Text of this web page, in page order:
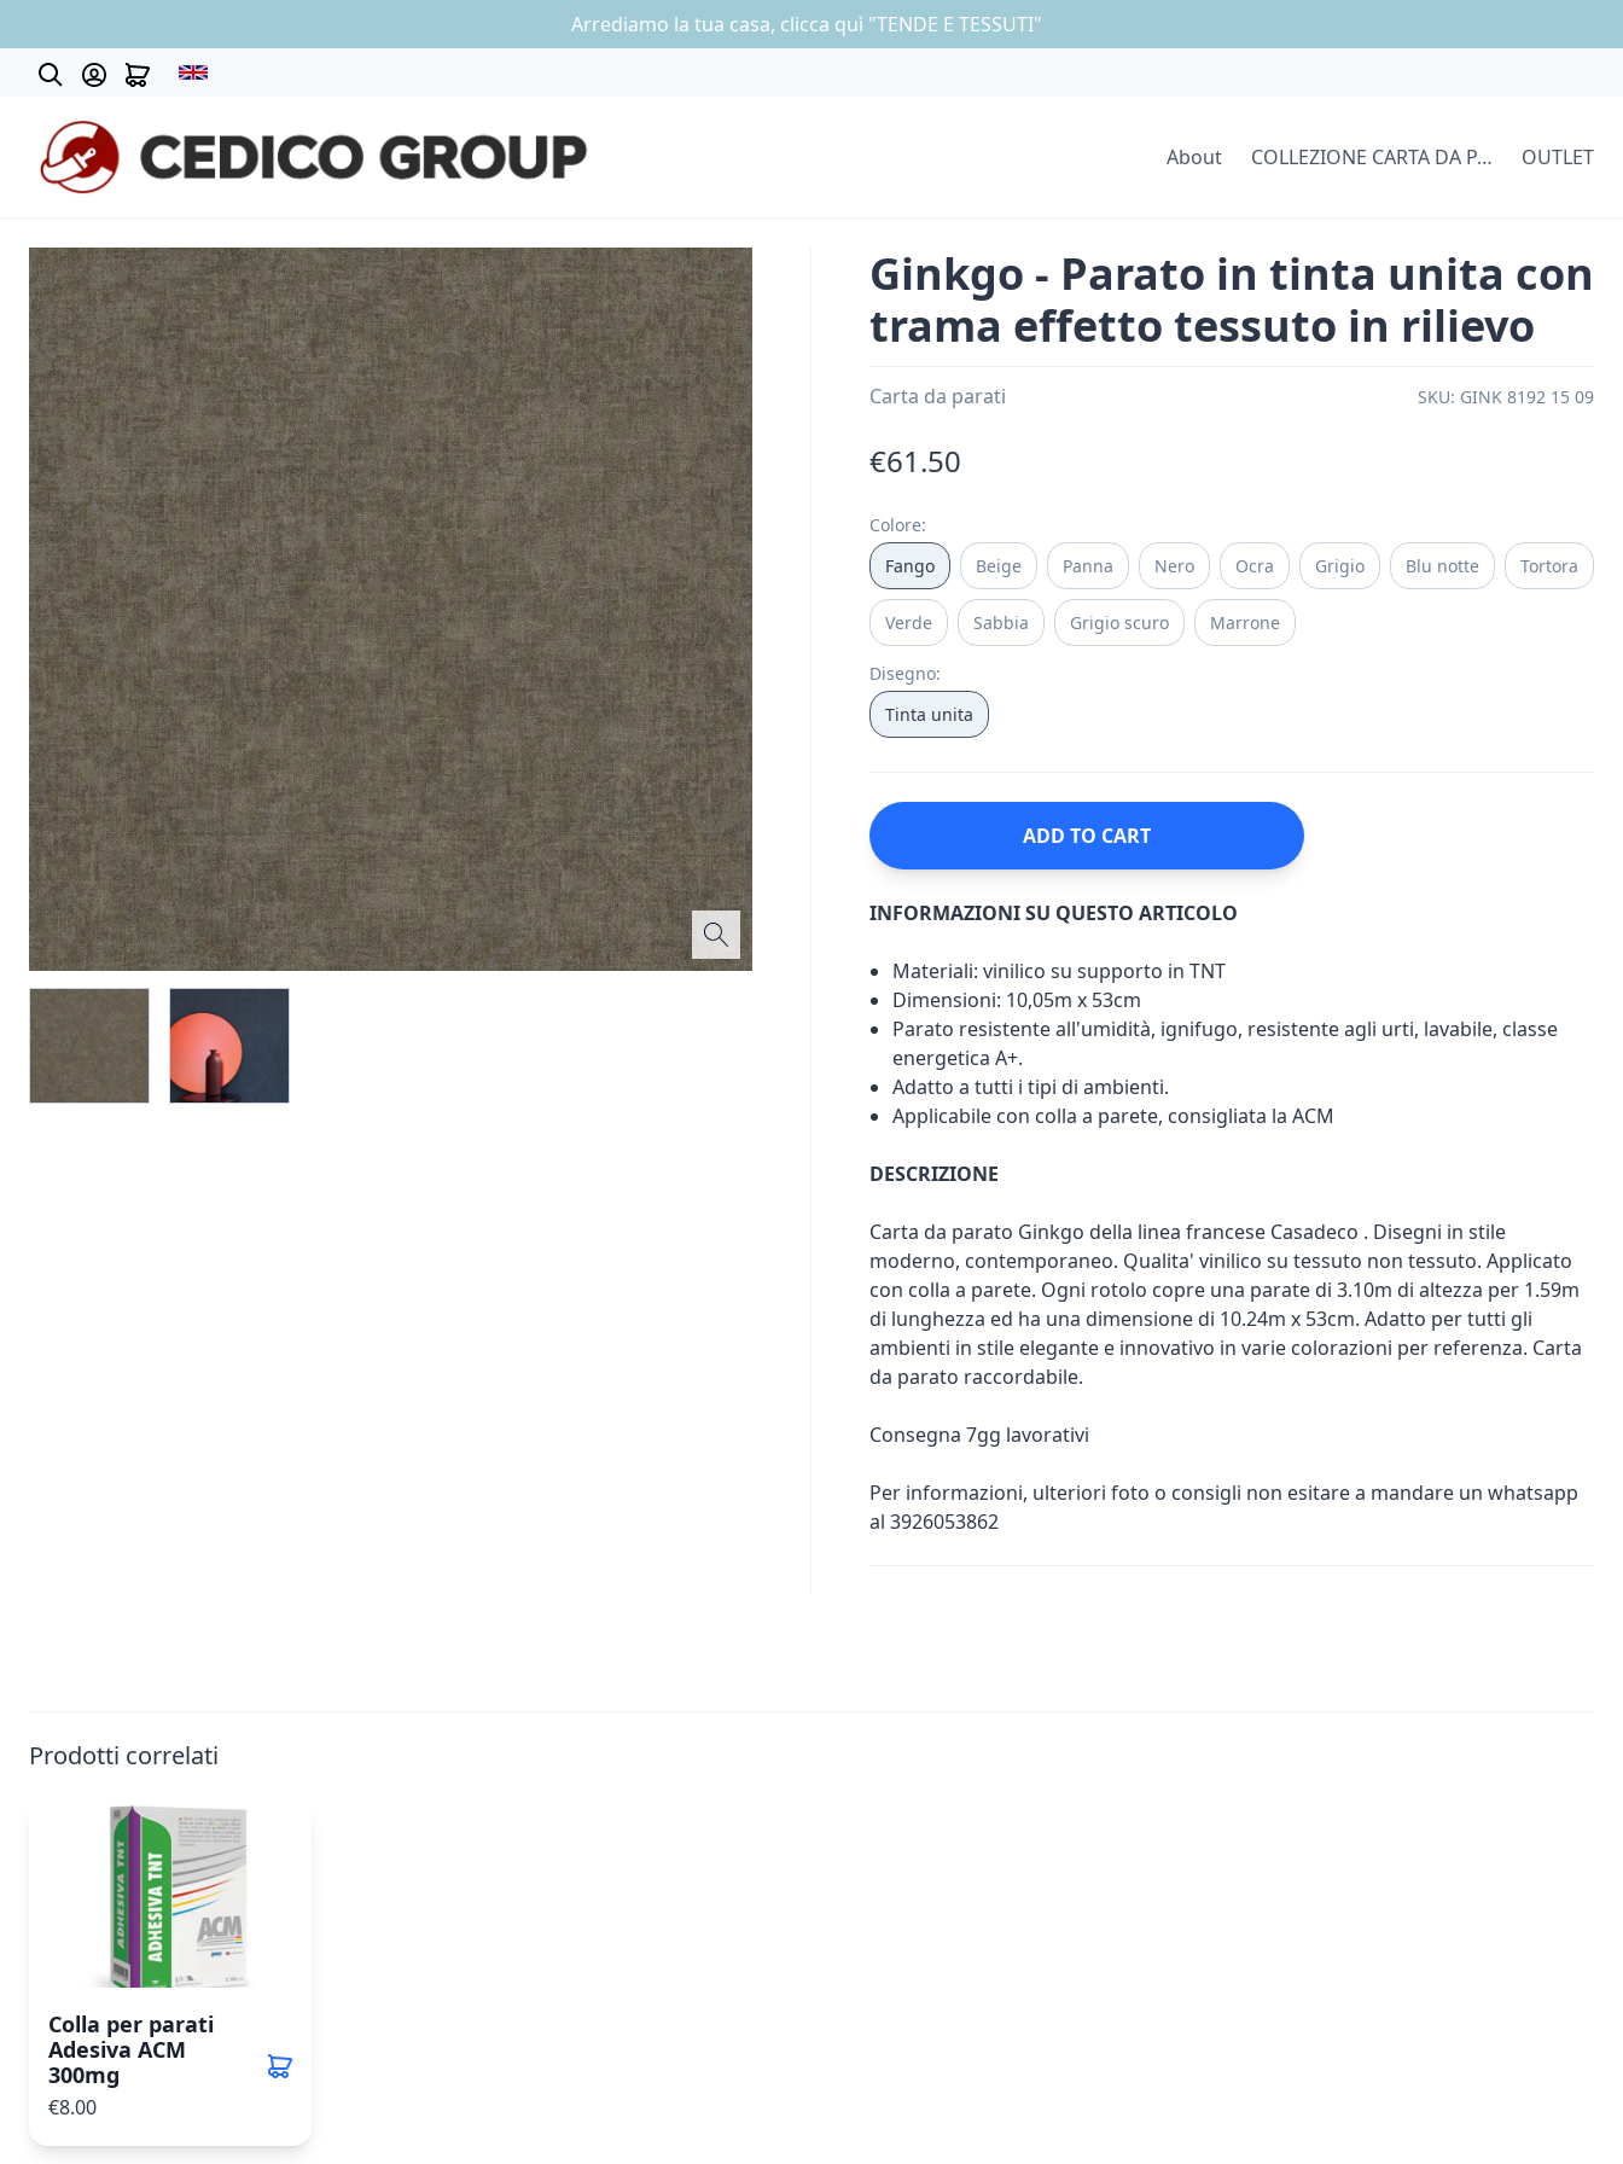
Arrediamo la tua casa, clicca quì "TENDE E TESSUTI"
About COLLEZIONE CARTA DA PARATI OUTLET
Ginkgo - Parato in tinta unita con
trama effetto tessuto in rilievo
Carta da parati SKU: GINK 8192 15 09
€61.50
Colore:
Fango
Beige Panna Nero Ocra Grigio Blu notte Tortora
Verde Sabbia Grigio scuro Marrone
Disegno:
Tinta unita
ADD TO CART
INFORMAZIONI SU QUESTO ARTICOLO
Materiali: vinilico su supporto in TNT
Dimensioni: 10,05m x 53cm
Parato resistente all'umidità, ignifugo, resistente agli urti, lavabile, classe
energetica A+.
Adatto a tutti i tipi di ambienti.
Applicabile con colla a parete, consigliata la ACM
DESCRIZIONE
Carta da parato Ginkgo della linea francese Casadeco . Disegni in stile
moderno, contemporaneo. Qualita' vinilico su tessuto non tessuto. Applicato
con colla a parete. Ogni rotolo copre una parate di 3.10m di altezza per 1.59m
di lunghezza ed ha una dimensione di 10.24m x 53cm. Adatto per tutti gli
ambienti in stile elegante e innovativo in varie colorazioni per referenza. Carta
da parato raccordabile.
Consegna 7gg lavorativi
Per informazioni, ulteriori foto o consigli non esitare a mandare un whatsapp
al 3926053862
Prodotti correlati
Colla per parati
Adesiva ACM
300mg
€8.00